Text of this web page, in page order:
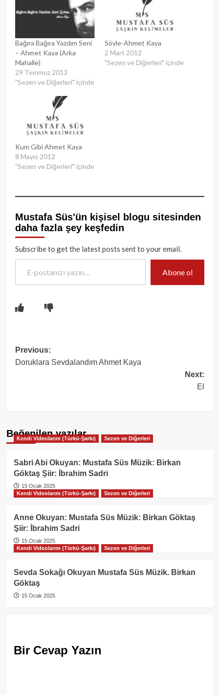
Bağıra Bağıra Yazdım Seni
– Ahmet Kaya (Arka
Mahalle)
29 Temmuz 2013
"Sezen ve Diğerleri" içinde
Söyle-Ahmet Kaya
2 Mart 2012
"Sezen ve Diğerleri" içinde
Kum Gibi Ahmet Kaya
8 Mayıs 2012
"Sezen ve Diğerleri" içinde
Mustafa Süs'ün kişisel blogu sitesinden
daha fazla şey keşfedin
Subscribe to get the latest posts sent to your email.
E-postanızı yazın…
Abone ol
Post
navigation
Previous:
Doruklara Sevdalandım Ahmet Kaya
Next:
El
Beğenilen yazılar
Kendi Videolarım (Türkü-Şarkı) Sezen ve Diğerleri
Sabri Abi Okuyan: Mustafa Süs Müzik: Birkan
Göktaş Şiir: İbrahim Sadri
15 Ocak 2025
Kendi Videolarım (Türkü-Şarkı)
Sezen ve Diğerleri
Anne Okuyan: Mustafa Süs Müzik: Birkan Göktaş
Şiir: İbrahim Sadri
15 Ocak 2025
Kendi Videolarım (Türkü-Şarkı)
Sezen ve Diğerleri
Sevda Sokağı Okuyan Mustafa Süs Müzik. Birkan
Göktaş
15 Ocak 2025
Bir Cevap Yazın